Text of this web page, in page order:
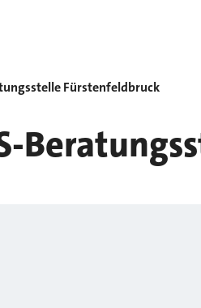
Fürstenfeldbruck